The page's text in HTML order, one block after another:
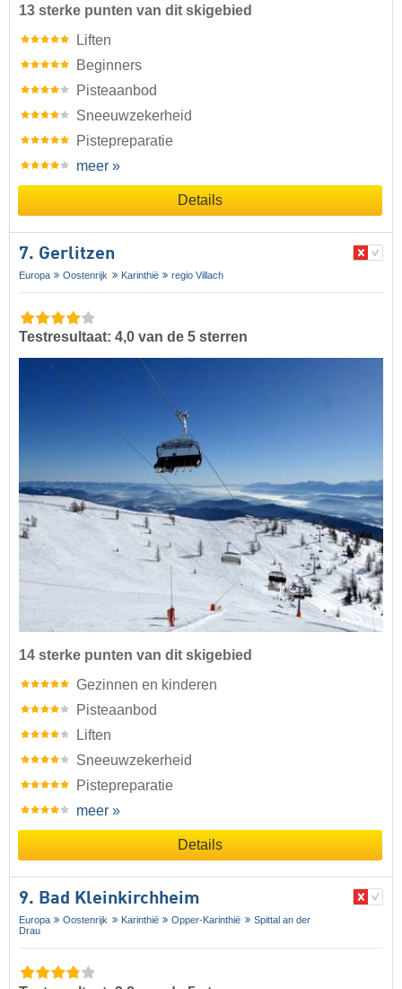
13 sterke punten van dit skigebied
Liften
Beginners
Pisteaanbod
Sneeuwzekerheid
Pistepreparatie
meer »
Details
7. Gerlitzen
Europa Oostenrijk Karinthië regio Villach
Testresultaat: 4,0 van de 5 sterren
14 sterke punten van dit skigebied
Gezinnen en kinderen
Pisteaanbod
Liften
Sneeuwzekerheid
Pistepreparatie
meer »
Details
9. Bad Kleinkirchheim
Europa Oostenrijk Karinthië Opper-Karinthië
Spittal an der
Drau